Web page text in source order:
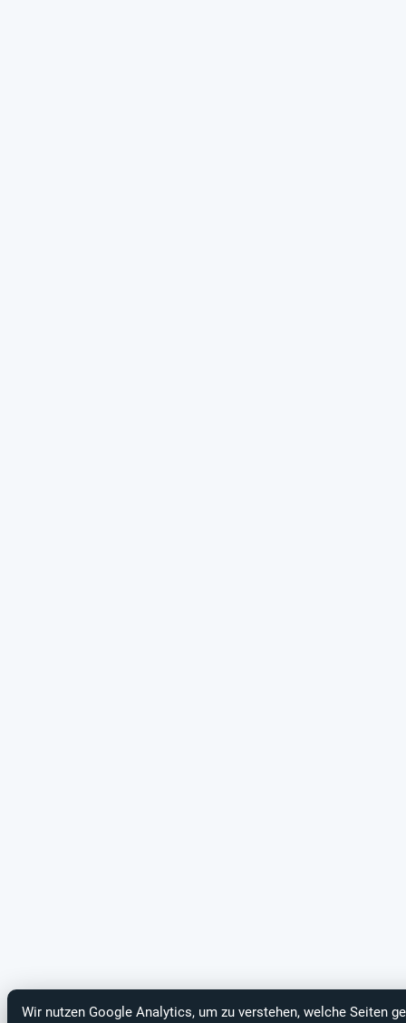
Wir nutzen Google Analytics, um zu verstehen, welche Seiten